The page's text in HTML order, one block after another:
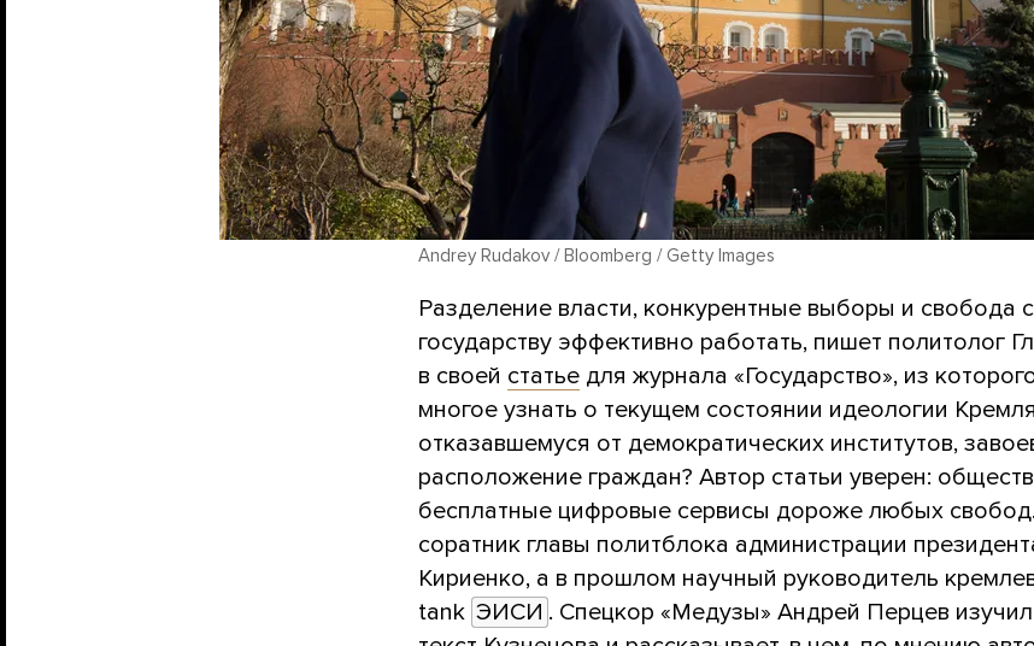
Andrey Rudakov / Bloomberg / Getty Images
Разделение власти, конкурентные выборы и свобода
государству эффективно работать, пишет политолог
в своей статье для журнала «Государство», из
многое узнать о текущем состоянии идеологии
отказавшемуся от демократических институтов,
расположение граждан? Автор статьи уверен:
бесплатные цифровые сервисы дороже любых
соратник главы политблока администрации
Кириенко, а в прошлом научный руководитель
tank ЭИСИ . Спецкор «Медузы» Андрей Перцев изучил